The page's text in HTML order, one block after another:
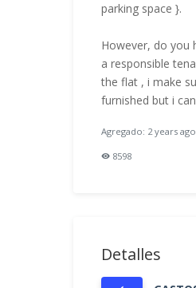
parking space }.
However, do you
a responsible
the flat , i make
furnished but i
Agregado: 2 years ago
8598
Detalles